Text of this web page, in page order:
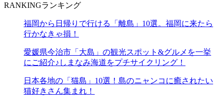
RANKINGランキング
福岡から日帰りで行ける「離島」10選。福岡に来たら
行かなきゃ損！
愛媛県今治市「大島」の観光スポット&グルメを一挙
にご紹介♪しまなみ海道をプチサイクリング！
日本各地の「猫島」10選！島のニャンコに癒されたい
猫好きさん集まれ！